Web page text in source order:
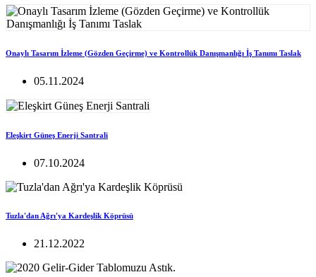
Onaylı Tasarım İzleme (Gözden Geçirme) ve Kontrollük Danışmanlığı İş Tanımı Taslak
05.11.2024
Eleşkirt Güneş Enerji Santrali
07.10.2024
Tuzla'dan Ağrı'ya Kardeşlik Köprüsü
21.12.2022